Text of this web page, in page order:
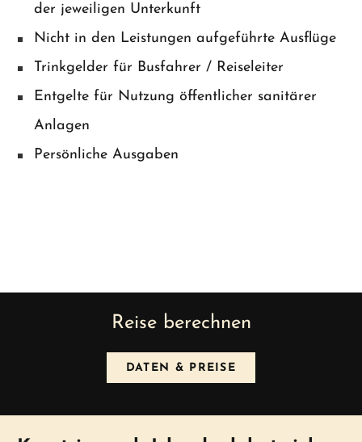
der jeweiligen Unterkunft
Nicht in den Leistungen aufgeführte Ausflüge
Trinkgelder für Busfahrer / Reiseleiter
Entgelte für Nutzung öffentlicher sanitärer
Anlagen
Persönliche Ausgaben
Reise berechnen
DATEN & PREISE